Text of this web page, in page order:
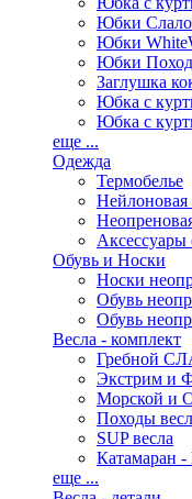
Юбки
Юбки
Юбки
Заглушка
Юбка с
Юбка с
еще ...
Одежда
Термобелье
Нейлоновая
Аксессуары
Обувь и Носки
Носки
Обувь
Обувь
Весла - комплект
Гребной
Экстрим и
Морской и
Походы
SUP весла
Катамаран
еще ...